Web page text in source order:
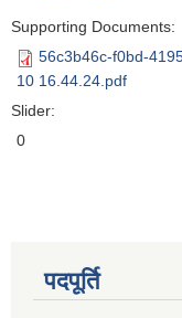
Supporting Documents:
56c3b46c-f0bd-
10 16.44.24.pdf
Slider:
0
पदपूर्ति